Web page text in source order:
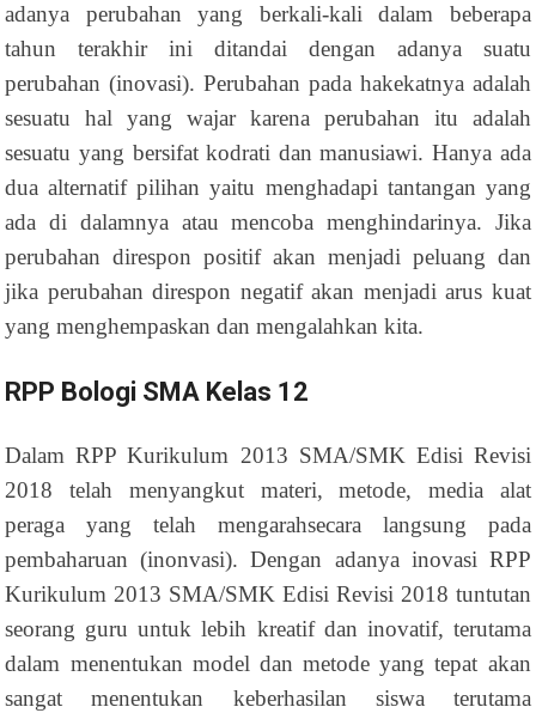
adanya perubahan yang berkali-kali dalam beberapa
tahun terakhir ini ditandai dengan adanya suatu
perubahan (inovasi). Perubahan pada hakekatnya adalah
sesuatu hal yang wajar karena perubahan itu adalah
sesuatu yang bersifat kodrati dan manusiawi. Hanya ada
dua alternatif pilihan yaitu menghadapi tantangan yang
ada di dalamnya atau mencoba menghindarinya. Jika
perubahan direspon positif akan menjadi peluang dan
jika perubahan direspon negatif akan menjadi arus kuat
yang menghempaskan dan mengalahkan kita.
RPP Bologi SMA Kelas 12
Dalam RPP Kurikulum 2013 SMA/SMK Edisi Revisi
2018 telah menyangkut materi, metode, media alat
peraga yang telah mengarahsecara langsung pada
pembaharuan (inonvasi). Dengan adanya inovasi RPP
Kurikulum 2013 SMA/SMK Edisi Revisi 2018 tuntutan
seorang guru untuk lebih kreatif dan inovatif, terutama
dalam menentukan model dan metode yang tepat akan
sangat menentukan keberhasilan siswa terutama